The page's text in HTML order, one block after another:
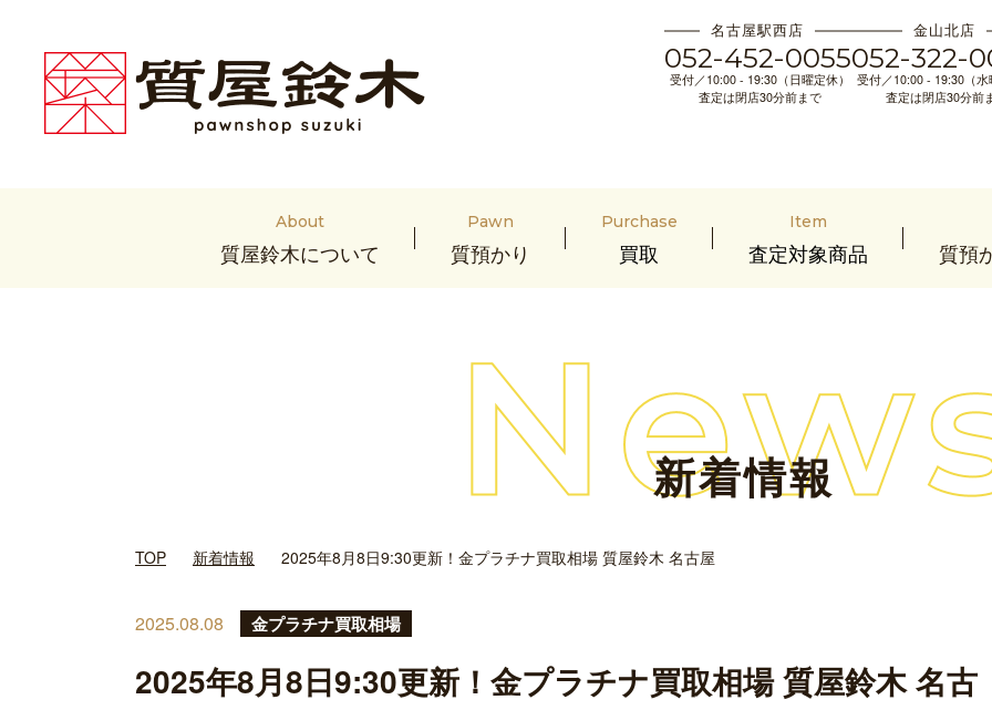
名古屋駅西店
052-452-0055
受付／10:00 - 19:30（日曜定休）
査定は閉店30分前まで
金山北店
052-322-
受付／10:00 - 19:30（
査定は閉店30分前
About
質屋鈴木について
Pawn
質預かり
Purchase
買取
Item
査定対象商品 質預
新着情報
TOP 新着情報 2025年8月8日9:30更新！金プラチナ買取相場 質屋鈴木 名古屋
2025.08.08 金プラチナ買取相場
2025年8月8日9:30更新！金プラチナ買取相場 質屋鈴木 名古